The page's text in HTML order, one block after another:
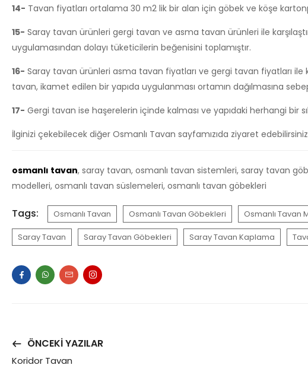
14- Tavan fiyatları ortalama 30 m2 lik bir alan için göbek ve köşe
15- Saray tavan ürünleri gergi tavan ve asma tavan ürünleri ile
uygulamasından dolayı tüketicilerin beğenisini toplamıştır.
16- Saray tavan ürünleri asma tavan fiyatları ve gergi tavan fiyatları ile
tavan, ikamet edilen bir yapıda uygulanması ortamın dağılmasına
17- Gergi tavan ise haşerelerin içinde kalması ve yapıdaki herhangi bir
İlginizi çekebilecek diğer Osmanlı Tavan sayfamızıda ziyaret
osmanlı tavan, saray tavan, osmanlı tavan sistemleri, saray tavan
modelleri, osmanlı tavan süslemeleri, osmanlı tavan göbekleri
Tags: Osmanlı Tavan Osmanlı Tavan Göbekleri Osmanlı Tavan
Saray Tavan Saray Tavan Göbekleri Saray Tavan Kaplama
ÖNCEKI YAZILAR
Koridor Tavan